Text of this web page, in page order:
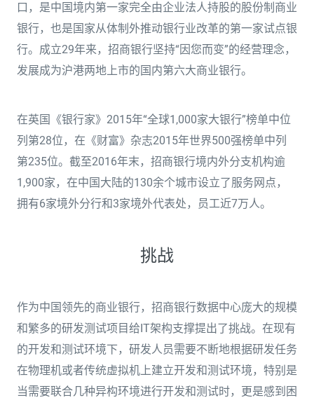
口，是中国境内第一家完全由企业法人持股的股份制商业
银行，也是国家从体制外推动银行业改革的第一家试点银
行。成立29年来，招商银行坚持“因您而变”的经营理念，
发展成为沪港两地上市的国内第六大商业银行。
在英国《银行家》2015年“全球1,000家大银行”榜单中位
列第28位，在《财富》杂志2015年世界500强榜单中列
第235位。截至2016年末，招商银行境内外分支机构逾
1,900家，在中国大陆的130余个城市设立了服务网点，
拥有6家境外分行和3家境外代表处，员工近7万人。
挑战
作为中国领先的商业银行，招商银行数据中心庞大的规模
和繁多的研发测试项目给IT架构支撑提出了挑战。在现有
的开发和测试环境下，研发人员需要不断地根据研发任务
在物理机或者传统虚拟机上建立开发和测试环境，特别是
当需要联合几种异构环境进行开发和测试时，更是感到困